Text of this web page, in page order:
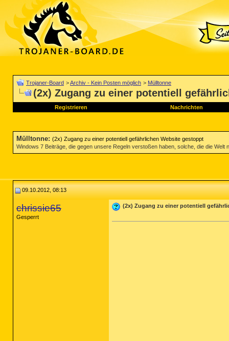
Trojaner-Board >Archiv - Kein Posten möglich > Mülltonne
(2x) Zugang zu einer potentiell
Registrieren Nachrichten
Mülltonne: (2x) Zugang zu einer potentiell gefährlichen Website gestoppt
Windows 7 Beiträge, die gegen unsere Regeln verstoßen haben, solche, die die
09.10.2012, 08:13
chrissie65
Gesperrt
(2x) Zugang zu einer potentiell